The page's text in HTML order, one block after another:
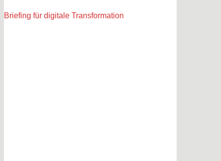
Briefing für digitale Transformation